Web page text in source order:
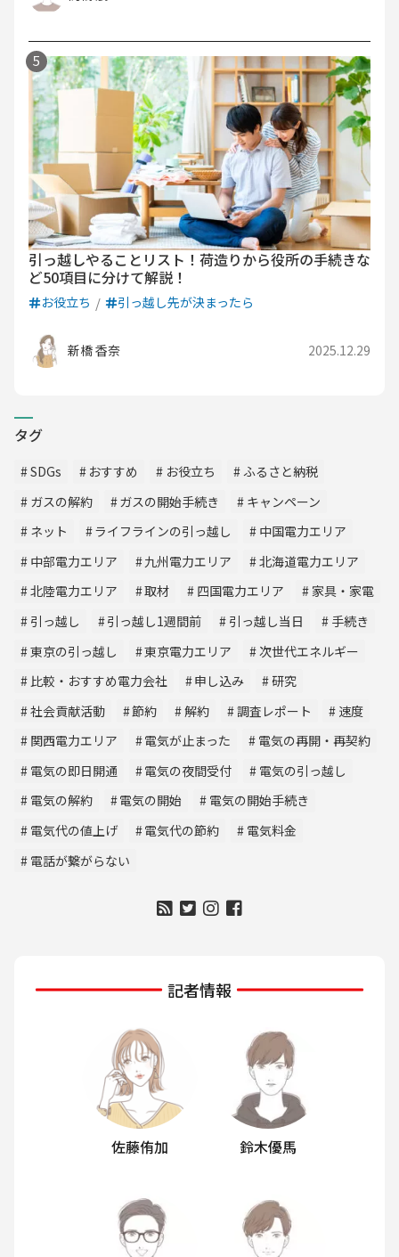
引っ越しやることリスト！荷造りから役所の手続きな
ど50項目に分けて解説！
お役立ち 引っ越し先が決まったら
新橋 香奈 2025.12.29
タグ
SDGs おすすめ お役立ち
ふるさと納税
ガスの解約
ガスの開始手続き
キャンペーン
ネット
ライフラインの引っ越し
中国電力エリア
中部電力エリア
九州電力エリア
北海道電力エリア
北陸電力エリア
取材 四国電力エリア
家具・家電
引っ越し
引っ越し1週間前 引っ越し当日
手続き
東京の引っ越し
東京電力エリア
次世代エネルギー
比較・おすすめ電力会社
申し込み
研究
社会貢献活動
節約 解約 調査レポート
速度
関西電力エリア
電気が止まった
電気の再開・再契約
電気の即日開通
電気の夜間受付
電気の引っ越し
電気の解約
電気の開始
電気の開始手続き
電気代の値上げ
電気代の節約
電気料金
電話が繋がらない
記者情報
佐藤侑加 鈴木優馬